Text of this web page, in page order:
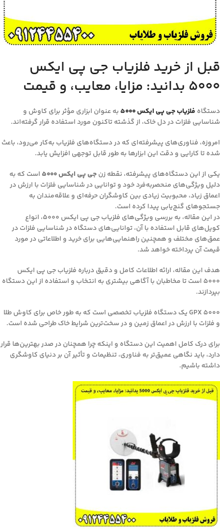
قبل از خرید فلزیاب جی پی ایکس
5000 بدانید: مزایا، معایب، و قیمت
دستگاه فلزیاب‌ جی پی ایکس ۵۰۰۰
به عنوان ابزاری مؤثر برای کاوش و
شناسایی فلزات در دل خاک، از گذشته تاکنون مورد استفاده قرار گرفته‌اند.
امروزه، فناوری‌های پیشرفته‌ای که در دستگاه‌های فلزیاب به‌کار می‌رود، باعث
شده تا کارایی و دقت این ابزارها به طور قابل توجهی افزایش یابد.
یکی از این دستگاه‌های پیشرفته، نقطه زنجی پی ایکس ۵۰۰۰
است که به
دلیل ویژگی‌های منحصربه‌فرد خود و توانایی در شناسایی فلزات با ارزش در
اعماق زیاد، محبوبیت زیادی بین کاوشگران حرفه‌ای و علاقه‌مندان به
جستجوهای گنج‌یابی پیدا کرده است.
در این مقاله، به بررسی ویژگی‌های فلزیاب جی پی ایکس ۵۰۰۰، انواع
کویل‌های قابل استفاده با آن، توانایی‌های دستگاه در شناسایی فلزات در
عمق‌های مختلف و همچنین راهنمایی‌هایی برای خرید و اطلاعاتی در مورد
قیمت آن پرداخته خواهد شد.
هدف این مقاله، ارائه اطلاعات کامل و دقیق درباره فلزیاب جی پی ایکس
۵۰۰۰ است تا مخاطبان با آگاهی بیشتری به انتخاب و استفاده از این دستگاه
بپردازند.
GPX 5000 یک دستگاه فلزیاب تخصصی است که به طور خاص برای کاوش طلا
و فلزات با ارزش در اعماق زمین و در سخت‌ترین شرایط خاک طراحی شده است.
برای درک کامل اهمیت این دستگاه و اینکه چرا همچنان در صدر بهترین‌ها قرار
دارد، باید نگاهی عمیق‌تر به فناوری، تنظیمات و تأثیر آن بر دنیای کاوشگری
داشته باشیم.